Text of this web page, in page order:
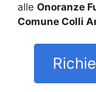
alle Onoranze
Comune Colli